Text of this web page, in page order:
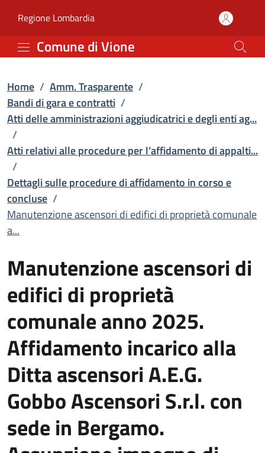
Manutenzione
Regione Lombardia(apre in un'altra scheda).
Comune di Vione
Home / Amm. Trasparente /
Bandi di gara e contratti /
Atti delle amministrazioni aggiudicatrici e degli enti ag...
/
Atti relativi alle procedure per l’affidamento di appalti...
/
Dettagli sulle procedure di affidamento in corso e
concluse /
Manutenzione ascensori di edifici di proprietà comunale
a...
Manutenzione ascensori di
edifici di proprietà
comunale anno 2025.
Affidamento incarico alla
Ditta ascensori A.E.G.
Gobbo Ascensori S.r.l. con
sede in Bergamo.